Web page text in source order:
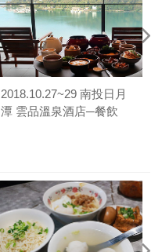
2018.10.27~29 南投日月
潭 雲品溫泉酒店─餐飲